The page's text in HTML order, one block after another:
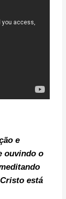
e
ouvindo o
está